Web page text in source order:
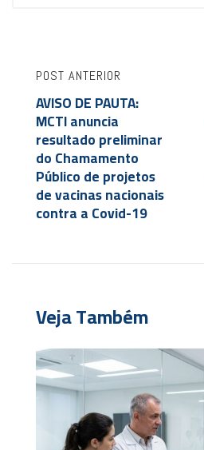
POST ANTERIOR
AVISO DE PAUTA:
MCTI anuncia
resultado preliminar
do Chamamento
Público de projetos
de vacinas nacionais
contra a Covid-19
Veja Também